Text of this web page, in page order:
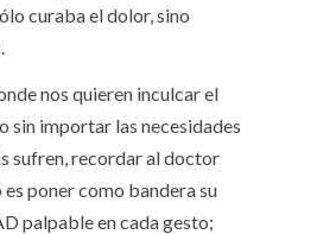
curaba el dolor, sino
nos quieren inculcar el
sin importar las necesidades
sufren, recordar al doctor
es poner como bandera su
palpable en cada gesto;